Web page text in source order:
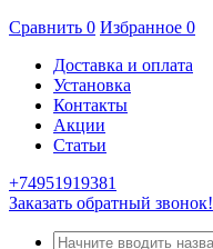
Сравнить 0 Избранное 0
Доставка и оплата
Установка
Контакты
Акции
Статьи
+74951919381
Заказать обратный звонок!